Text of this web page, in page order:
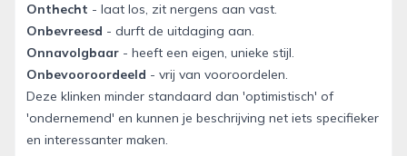
Onthecht - laat los, zit nergens aan vast.
Onbevreesd - durft de uitdaging aan.
Onnavolgbaar - heeft een eigen, unieke stijl.
Onbevooroordeeld - vrij van vooroordelen.
Deze klinken minder standaard dan 'optimistisch' of
'ondernemend' en kunnen je beschrijving net iets specifieker
en interessanter maken.